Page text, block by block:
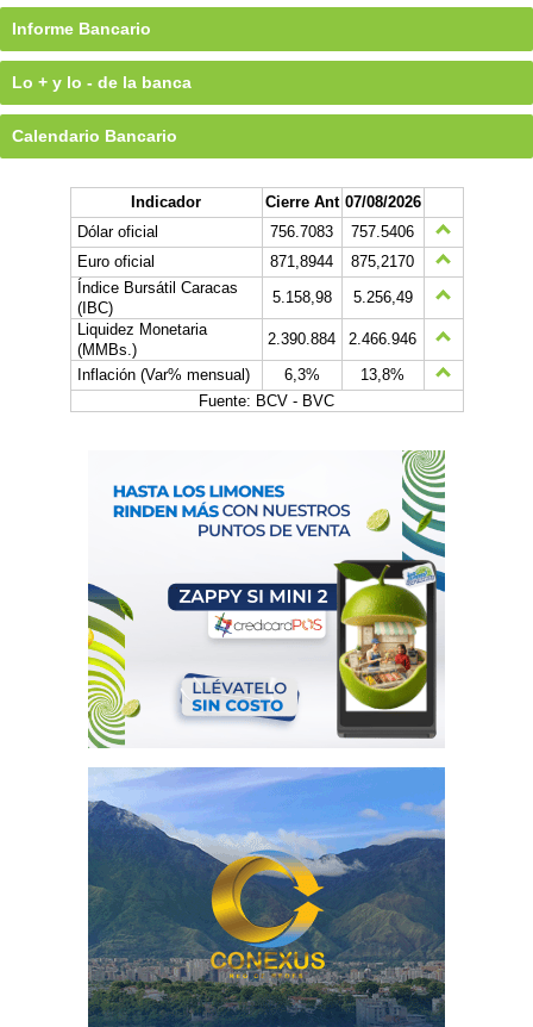
Informe Bancario
Lo + y lo - de la banca
Calendario Bancario
Indicador Cierre Ant 07/08/2026
Dólar oficial
756.7083
757.5406
Euro oficial
871,8944
875,2170
Índice Bursátil Caracas
(IBC)
5.158,98
5.256,49
Liquidez Monetaria
(MMBs.)
2.390.884
2.466.946
Inflación (Var% mensual)
6,3%
13,8%
Fuente: BCV - BVC